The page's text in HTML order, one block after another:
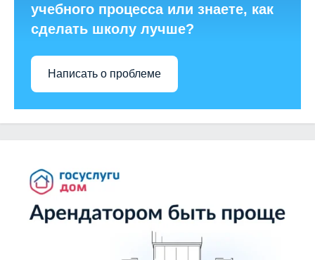
учебного процесса или знаете, как
сделать школу лучше?
Написать о проблеме